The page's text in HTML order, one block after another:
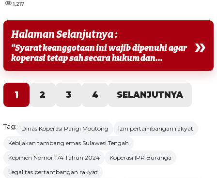
1,217
Halaman Selanjutnya :
“Syarat keanggotaan ini wajib dipenuhi agar
koperasi tetap sah secara hukum dan...
»
1 2 3 4 SELANJUTNYA
Tag: Dinas Koperasi Parigi Moutong
Izin pertambangan rakyat
Kebijakan tambang emas Sulawesi Tengah
Kepmen Nomor 174 Tahun 2024
Koperasi IPR Buranga
Legalitas pertambangan rakyat